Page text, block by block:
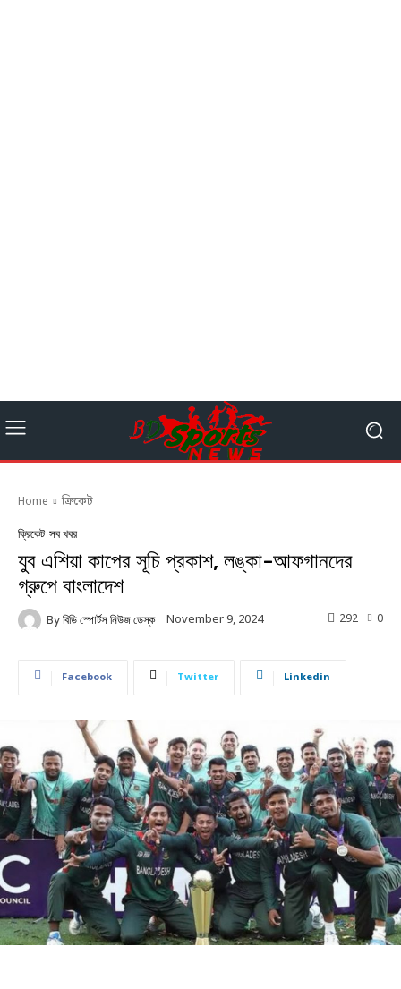
Home ক্রিকেট
ক্রিকেট সব খবর
যুব এশিয়া কাপের সূচি প্রকাশ, লঙ্কা-আফগানদের
গ্রুপে বাংলাদেশ
By বিডি স্পোর্টস নিউজ ডেস্ক November 9, 2024 0
292
Facebook Twitter Linkedin